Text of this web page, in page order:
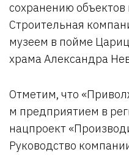
сохранению объектов
Строительная
музеем в пойме
храма Александра
Отметим, что
м предприятием в
нацпроект
Руководство